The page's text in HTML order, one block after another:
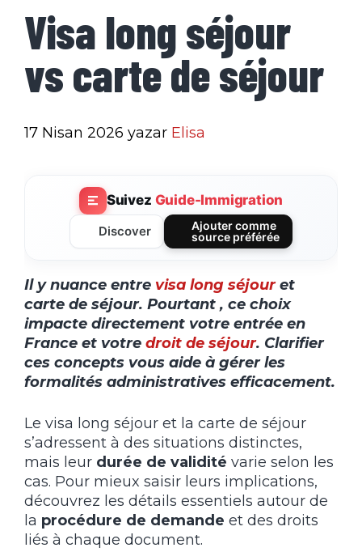
Visa long séjour
vs carte de séjour
17 Nisan 2026 yazar Elisa
Suivez Guide-Immigration
Discover
Ajouter comme
source préférée
Il y nuance entre visa long séjouret
carte de séjour. Pourtant , ce choix
impacte directement votre entrée en
France et votre droit de séjour. Clarifier
ces concepts vous aide à gérer les
formalités administratives efficacement.
Le visa long séjour et la carte de séjour
s’adressent à des situations distinctes,
mais leur durée de validité varie selon les
cas. Pour mieux saisir leurs implications,
découvrez les détails essentiels autour de
la procédure de demande et des droits
liés à chaque document.